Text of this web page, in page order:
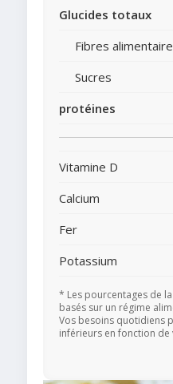
Glucides totaux
Fibres
Sucres
protéines
Vitamine D
Calcium
Fer
Potassium
* Les pourcentages de
basés sur un régime
Vos besoins quotidiens
inférieurs en fonction